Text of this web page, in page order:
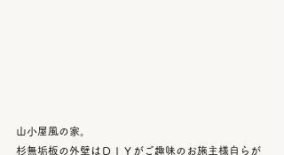
山小屋風の家。
杉無垢板の外壁はＤＩＹがご趣味のお施主様自らが